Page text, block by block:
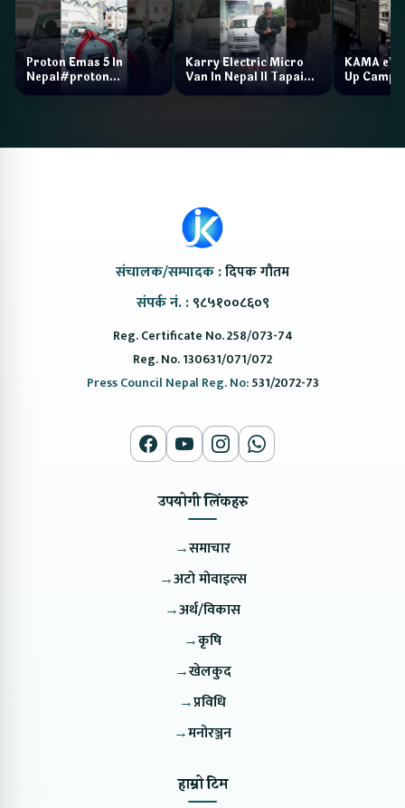
Proton Emas 5 In
Nepal#proton
#protonemas5#protonnepal#evcarnepal
Karry Electric Micro
Van In Nepal II Tapaiko
Bazar II Jankari
KAMA eV
Up Camp
संचालक/सम्पादक :दिपक गौतम
संपर्क नं. : ९८५१००८६०९
Reg. Certificate No. 258/073-74
Reg. No. 130631/071/072
Press Council Nepal Reg. No:531/2072-73
उपयोगी लिंकहरु
→समाचार
→अटो मोवाइल्स
→अर्थ/विकास
→कृषि
→खेलकुद
→प्रविधि
→मनोरञ्जन
हाम्रो टिम